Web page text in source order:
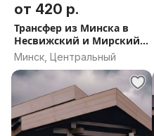
от 420 р.
Трансфер из Минска в
Несвижский и Мирский
замки
Минск, Центральный